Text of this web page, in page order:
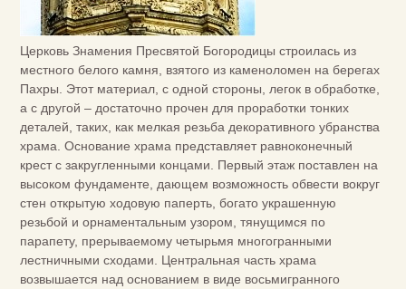
Церковь Знамения Пресвятой Богородицы строилась из
местного белого камня, взятого из каменоломен на берегах
Пахры. Этот материал, с одной стороны, легок в обработке,
а с другой – достаточно прочен для проработки тонких
деталей, таких, как мелкая резьба декоративного убранства
храма. Основание храма представляет равноконечный
крест с закруглен­ными концами. Первый этаж поставлен на
высоком фундаменте, дающем воз­можность обвести вокруг
стен открытую ходовую паперть, богато украшенную
резьбой и орнаменталь­ным узором, тянущимся по
парапету, прерываемому четырьмя многогранными
лестничными сходами. Центральная часть храма
возвышается над основанием в виде восьмигранного